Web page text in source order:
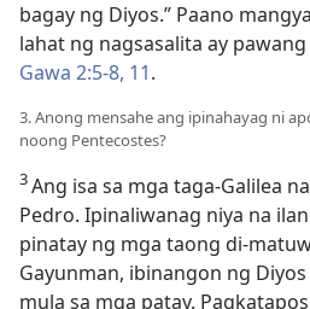
bagay ng Diyos.” Paano
lahat ng nagsasalita ay
Gawa 2:5-8, 11.
3. Anong mensahe ang ipinahayag ni
noong Pentecostes?
3Ang isa sa mga taga-Galilea
Pedro. Ipinaliwanag niya na
pinatay ng mga taong di-
Gayunman, ibinangon ng
mula sa mga patay.